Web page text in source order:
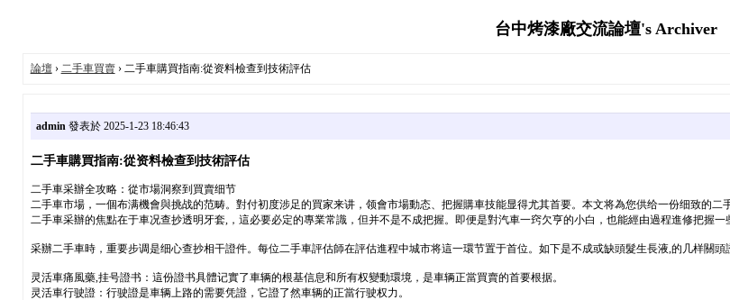
台中烤漆廠交流論壇's Archiver
論壇› 二手車買賣› 二手車購買指南:從资料檢查到技術評估
admin發表於 2025-1-23 18:46:43
二手車購買指南:從资料檢查到技術評估
二手車采辦全攻略：從市場洞察到買賣细节
二手車市場，一個布满機會與挑战的范畴。對付初度涉足的買家来讲，领會市場動态、把握購車技能显得尤其首要。本文将為您供给一份细致的二
二手車采辦的焦點在于車况查抄透明牙套,，這必要必定的專業常識，但并不是不成把握。即便是對汽車一窍欠亨的小白，也能經由過程進修把握
采辦二手車時，重要步调是细心查抄相干證件。每位二手車評估師在評估進程中城市将這一環节置于首位。如下是不成或缺頭髮生長液,的几样關頭
灵活車痛風藥,挂号證书：這份證书具體记實了車辆的根基信息和所有权變動環境，是車辆正當買賣的首要根据。
灵活車行驶證：行驶證是車辆上路的需要凭證，它證了然車辆的正當行驶权力。